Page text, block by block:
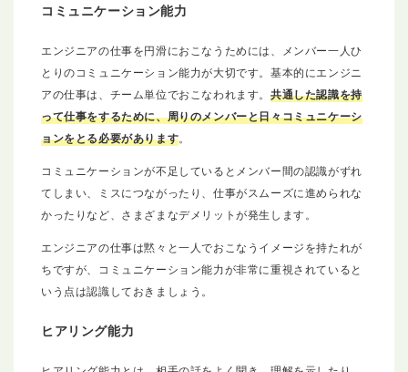
コミュニケーション能力
エンジニアの仕事を円滑におこなうためには、メンバー一人ひ
とりのコミュニケーション能力が大切です。基本的にエンジニ
アの仕事は、チーム単位でおこなわれます。 共通した認識を持
って仕事をするために、周りのメンバーと日々コミュニケーシ
ョンをとる必要があります。
コミュニケーションが不足しているとメンバー間の認識がずれ
てしまい、ミスにつながったり、仕事がスムーズに進められな
かったりなど、さまざまなデメリットが発生します。
エンジニアの仕事は黙々と一人でおこなうイメージを持たれが
ちですが、コミュニケーション能力が非常に重視されていると
いう点は認識しておきましょう。
ヒアリング能力